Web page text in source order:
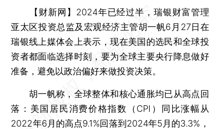
【财新网】 2024年已经过半，瑞银财富管理
亚太区投资总监及宏观经济主管胡一帆6月27日在
瑞银线上媒体会上表示，现在美国的选民和全球投
资者都面临选择时刻，要为全球主要央行降息做好
准备，避免以政治偏好来做投资决策。
胡一帆称，全球整体和核心通胀均已从高点回
落：美国居民消费价格指数（CPI）同比涨幅从
2022年6月的高点9.1%回落到2024年5月的3.3%，